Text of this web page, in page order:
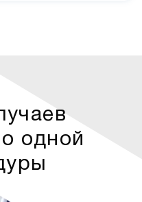
одной